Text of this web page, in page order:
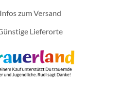
Infos zum Versand
Lieferorte